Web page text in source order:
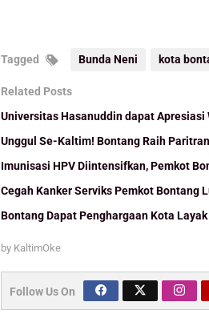
Tagged Bunda Neni kota
Related Posts
Universitas Hasanuddin dapat
Unggul Se-Kaltim! Bontang Raih
Imunisasi HPV Diintensifkan, Pemkot
Cegah Kanker Serviks Pemkot Bontang
Bontang Dapat Penghargaan Kota
by KaltimOke
Follow Us On